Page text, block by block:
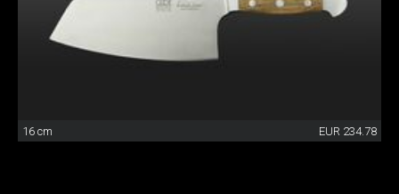
16 cm EUR 234.78